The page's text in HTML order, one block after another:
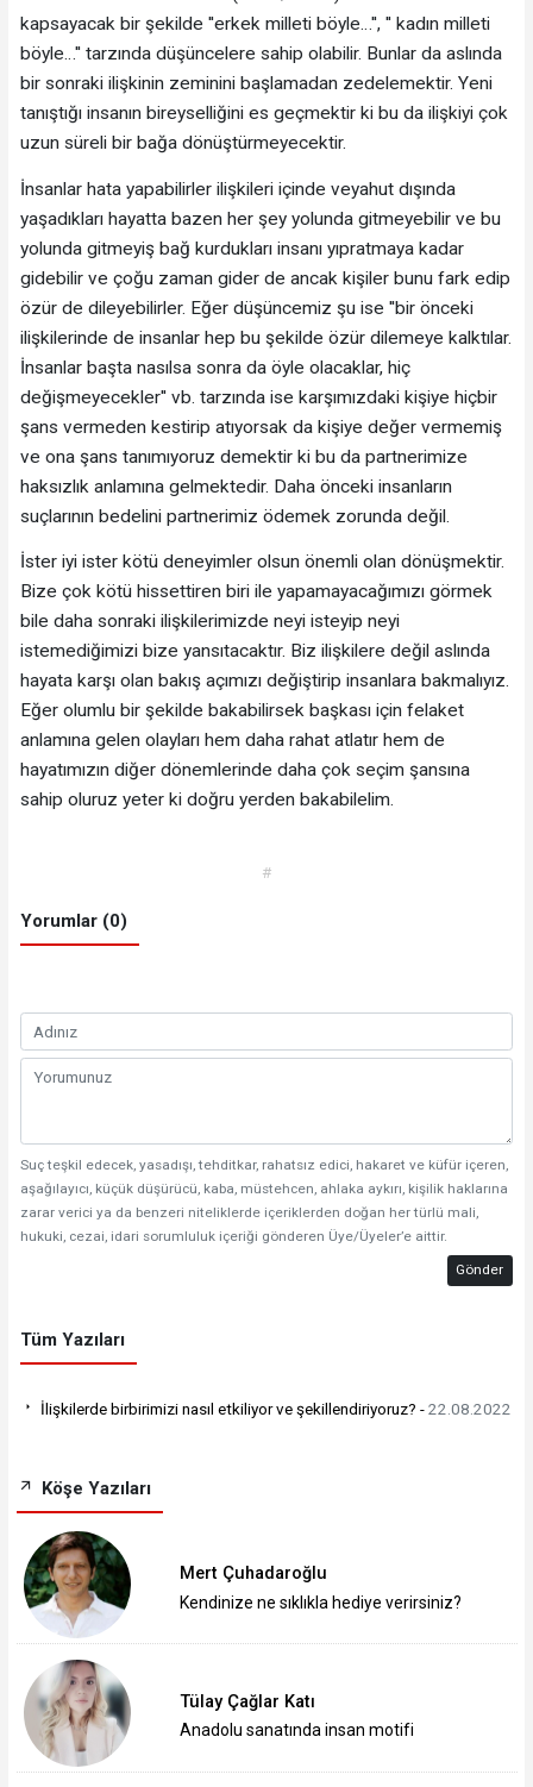
kapsayacak bir şekilde ''erkek milleti böyle…'', '' kadın milleti
böyle…'' tarzında düşüncelere sahip olabilir. Bunlar da aslında
bir sonraki ilişkinin zeminini başlamadan zedelemektir. Yeni
tanıştığı insanın bireyselliğini es geçmektir ki bu da ilişkiyi çok
uzun süreli bir bağa dönüştürmeyecektir.
İnsanlar hata yapabilirler ilişkileri içinde veyahut dışında
yaşadıkları hayatta bazen her şey yolunda gitmeyebilir ve bu
yolunda gitmeyiş bağ kurdukları insanı yıpratmaya kadar
gidebilir ve çoğu zaman gider de ancak kişiler bunu fark edip
özür de dileyebilirler. Eğer düşüncemiz şu ise ''bir önceki
ilişkilerinde de insanlar hep bu şekilde özür dilemeye kalktılar.
İnsanlar başta nasılsa sonra da öyle olacaklar, hiç
değişmeyecekler'' vb. tarzında ise karşımızdaki kişiye hiçbir
şans vermeden kestirip atıyorsak da kişiye değer vermemiş
ve ona şans tanımıyoruz demektir ki bu da partnerimize
haksızlık anlamına gelmektedir. Daha önceki insanların
suçlarının bedelini partnerimiz ödemek zorunda değil.
İster iyi ister kötü deneyimler olsun önemli olan dönüşmektir.
Bize çok kötü hissettiren biri ile yapamayacağımızı görmek
bile daha sonraki ilişkilerimizde neyi isteyip neyi
istemediğimizi bize yansıtacaktır. Biz ilişkilere değil aslında
hayata karşı olan bakış açımızı değiştirip insanlara bakmalıyız.
Eğer olumlu bir şekilde bakabilirsek başkası için felaket
anlamına gelen olayları hem daha rahat atlatır hem de
hayatımızın diğer dönemlerinde daha çok seçim şansına
sahip oluruz yeter ki doğru yerden bakabilelim.
#
Yorumlar (0)
Suç teşkil edecek, yasadışı, tehditkar, rahatsız edici, hakaret ve küfür içeren,
aşağılayıcı, küçük düşürücü, kaba, müstehcen, ahlaka aykırı, kişilik haklarına
zarar verici ya da benzeri niteliklerde içeriklerden doğan her türlü mali,
hukuki, cezai, idari sorumluluk içeriği gönderen Üye/Üyeler’e aittir.
Gönder
Tüm Yazıları
İlişkilerde birbirimizi nasıl etkiliyor ve şekillendiriyoruz? -22.08.2022
Köşe Yazıları
Mert Çuhadaroğlu
Kendinize ne sıklıkla hediye verirsiniz?
Tülay Çağlar Katı
Anadolu sanatında insan motifi